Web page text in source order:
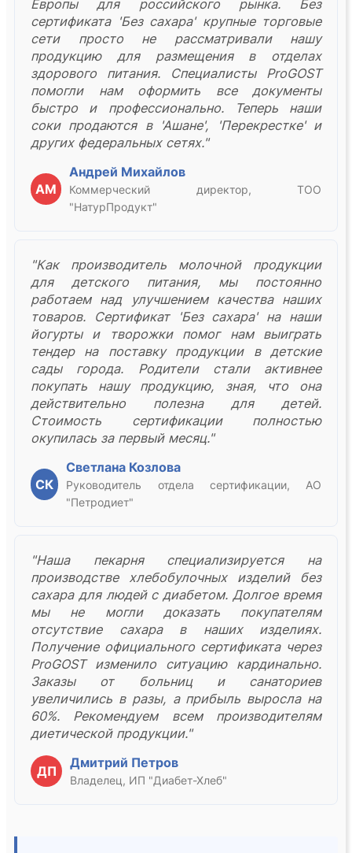
Европы для российского рынка. Без
сертификата 'Без сахара' крупные торговые
сети просто не рассматривали нашу
продукцию для размещения в отделах
здорового питания. Специалисты ProGOST
помогли нам оформить все документы
быстро и профессионально. Теперь наши
соки продаются в 'Ашане', 'Перекрестке' и
других федеральных сетях."
АМ
Андрей Михайлов
Коммерческий директор, ТОО
"НатурПродукт"
"Как производитель молочной продукции
для детского питания, мы постоянно
работаем над улучшением качества наших
товаров. Сертификат 'Без сахара' на наши
йогурты и творожки помог нам выиграть
тендер на поставку продукции в детские
сады города. Родители стали активнее
покупать нашу продукцию, зная, что она
действительно полезна для детей.
Стоимость сертификации полностью
окупилась за первый месяц."
СК
Светлана Козлова
Руководитель отдела сертификации, АО
"Петродиет"
"Наша пекарня специализируется на
производстве хлебобулочных изделий без
сахара для людей с диабетом. Долгое время
мы не могли доказать покупателям
отсутствие сахара в наших изделиях.
Получение официального сертификата через
ProGOST изменило ситуацию кардинально.
Заказы от больниц и санаториев
увеличились в разы, а прибыль выросла на
60%. Рекомендуем всем производителям
диетической продукции."
ДП
Дмитрий Петров
Владелец, ИП "Диабет-Хлеб"